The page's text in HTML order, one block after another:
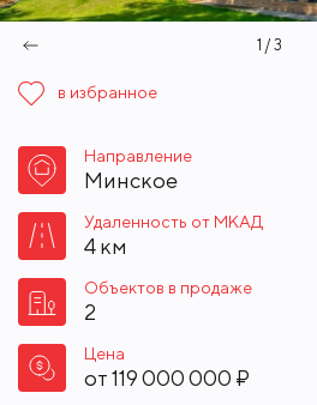
1 / 3
в избранное
Направление
Минское
Удаленность от МКАД
4 км
Объектов в продаже
2
Цена
от119 000 000 ₽